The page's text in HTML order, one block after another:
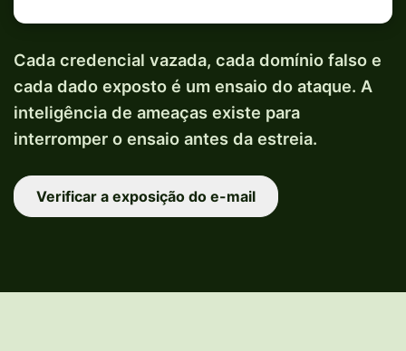
Cada credencial vazada, cada domínio falso e
cada dado exposto é um ensaio do ataque. A
inteligência de ameaças existe para
interromper o ensaio antes da estreia.
Verificar a exposição do e-mail